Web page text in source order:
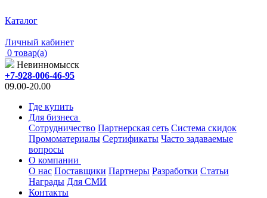
Каталог
Личный кабинет
0 товар(а)
Невинномысск
+7-928-006-46-95
09.00-20.00
Где купить
Для бизнеса
Сотрудничество Партнерская сеть Система скидок
Промоматериалы Сертификаты Часто задаваемые
вопросы
О компании
О нас Поставщики Партнеры Разработки Статьи
Награды Для СМИ
Контакты